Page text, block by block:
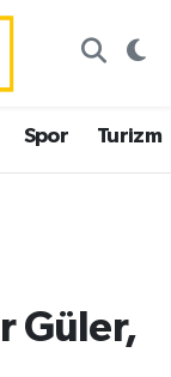
Spor Turizm
Güler,